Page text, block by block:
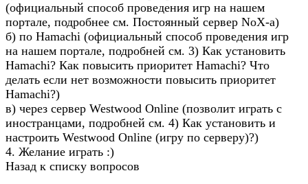
(официальный способ проведения игр на нашем
портале, подробнее см. Постоянный сервер NoX-а)
б) по Hamachi (официальный способ проведения игр
на нашем портале, подробней см. 3) Как установить
Hamachi? Как повысить приоритет Hamachi? Что
делать если нет возможности повысить приоритет
Hamachi?)
в) через сервер Westwood Online (позволит играть с
иностранцами, подробней см. 4) Как установить и
настроить Westwood Online (игру по серверу)?)
4. Желание играть :)
Назад к списку вопросов